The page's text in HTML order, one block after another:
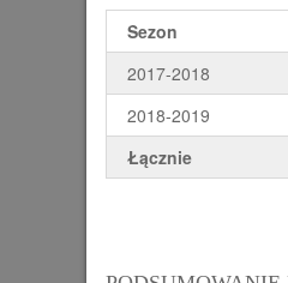
Sezon
2017-2018
2018-2019
Łącznie